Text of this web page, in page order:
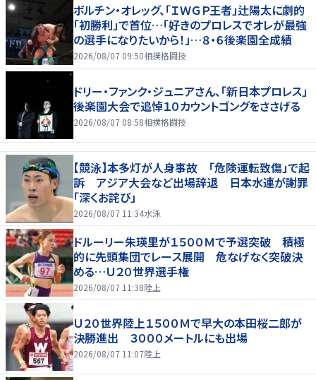
ボルチン・オレッグ、「ＩＷＧＰ王者」辻陽太に劇的
「初勝利」で首位…「好きのプロレスでオレが最強
の選手になりたいから！」…８・６後楽園全成績
2026/08/07 09:50相撲格闘技
ドリー・ファンク・ジュニアさん、「新日本プロレス」
後楽園大会で追悼１０カウントゴングをささげる
2026/08/07 08:58相撲格闘技
【競泳】本多灯が人身事故 「危険運転致傷」で起
訴 アジア大会など出場辞退 日本水連が謝罪
「深くお詫び」
2026/08/07 11:34水泳
ドルーリー朱瑛里が１５００Ｍで予選突破 積極
的に先頭集団でレース展開 危なげなく突破決
める…Ｕ２０世界選手権
2026/08/07 11:38陸上
Ｕ２０世界陸上１５００Ｍで早大の本田桜二郎が
決勝進出 ３０００メートルにも出場
2026/08/07 11:07陸上